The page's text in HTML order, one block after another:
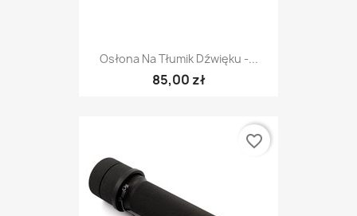
Osłona Na Tłumik Dźwięku -...
85,00 zł
favorite_border